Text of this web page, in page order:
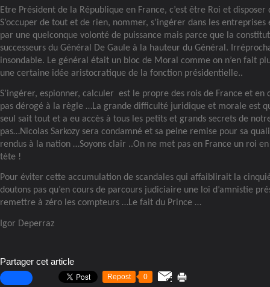
Etre Président de la République en France, c’est être Roi et
S’occuper de tout et de rien, nommer, s’ingérer dans les
par une quelconque volonté de puissance mais parce que la
successeurs du Général De Gaule à la hauteur du Général.
insondable. Le général était un bloc de Moral comme on n’en fait
une certaine idée aristocratique de la fonction présidentielle..
S’ingérer, espionner, calculer est le propre des rois de France et en
pas dérogé à la règle …La grande difficulté juridique et morale est
seul sait tout et a eu accès à tous les petits et grands secrets de
pas…Nicolas Sarkozy sera condamné et sa peine remise pour sa
rendus à la nation …Soyons clair ..On ne met pas en France un roi
tète !
Pour éviter cette accumulation de scandales qui affaiblirait la
doutons pas qu’en cours de parcours judiciaire une loi d’amnistie
remettre à zéro les compteurs …Le fait du Prince …
Igor Deperraz
Partager cet article
Repost 0